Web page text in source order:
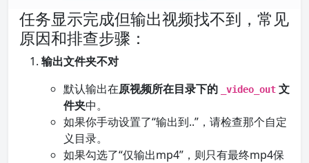
任务显示完成但输出视频找不到，常见
原因和排查步骤：
输出文件夹不对
默认输出在原视频所在目录下的 _video_out 文
件夹中。
如果你手动设置了“输出到..”，请检查那个自定
义目录。
如果勾选了“仅输出mp4”，则只有最终mp4保